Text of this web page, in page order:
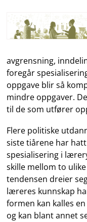
avgrensning,
foregår
oppgave blir så
mindre oppgaver.
til de som utfører
Flere politiske
siste tiårene har
spesialisering i
skille mellom to
tendensen dreier
læreres kunnskap
formen kan kalles
og kan blant annet